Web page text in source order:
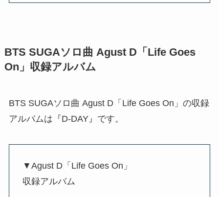
BTS SUGAソロ曲 Agust D「Life Goes
On」収録アルバム
BTS SUGAソロ曲 Agust D「Life Goes On」の収録
アルバムは『D-DAY』です。
▼Agust D「Life Goes On」
収録アルバム